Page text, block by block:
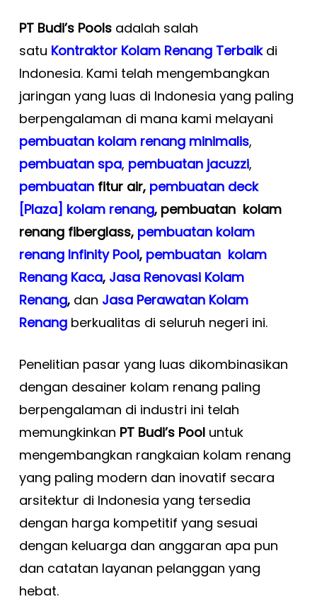
PT Budi’s Poolsadalah salah
satu Kontraktor Kolam Renang Terbaik di
Indonesia. Kami telah mengembangkan
jaringan yang luas di Indonesia yang paling
berpengalaman di mana kami melayani
pembuatan kolam renang minimalis,
pembuatan spa, pembuatan jacuzzi,
pembuatan fitur air, pembuatan deck
[Plaza] kolam renang, pembuatan kolam
renang fiberglass, pembuatan kolam
renang Infinity Pool, pembuatan kolam
Renang Kaca, Jasa Renovasi Kolam
Renang, dan Jasa Perawatan Kolam
Renangberkualitas di seluruh negeri ini.
Penelitian pasar yang luas dikombinasikan
dengan desainer kolam renang paling
berpengalaman di industri ini telah
memungkinkan PT Budi’s Pooluntuk
mengembangkan rangkaian kolam renang
yang paling modern dan inovatif secara
arsitektur di Indonesia yang tersedia
dengan harga kompetitif yang sesuai
dengan keluarga dan anggaran apa pun
dan catatan layanan pelanggan yang
hebat.